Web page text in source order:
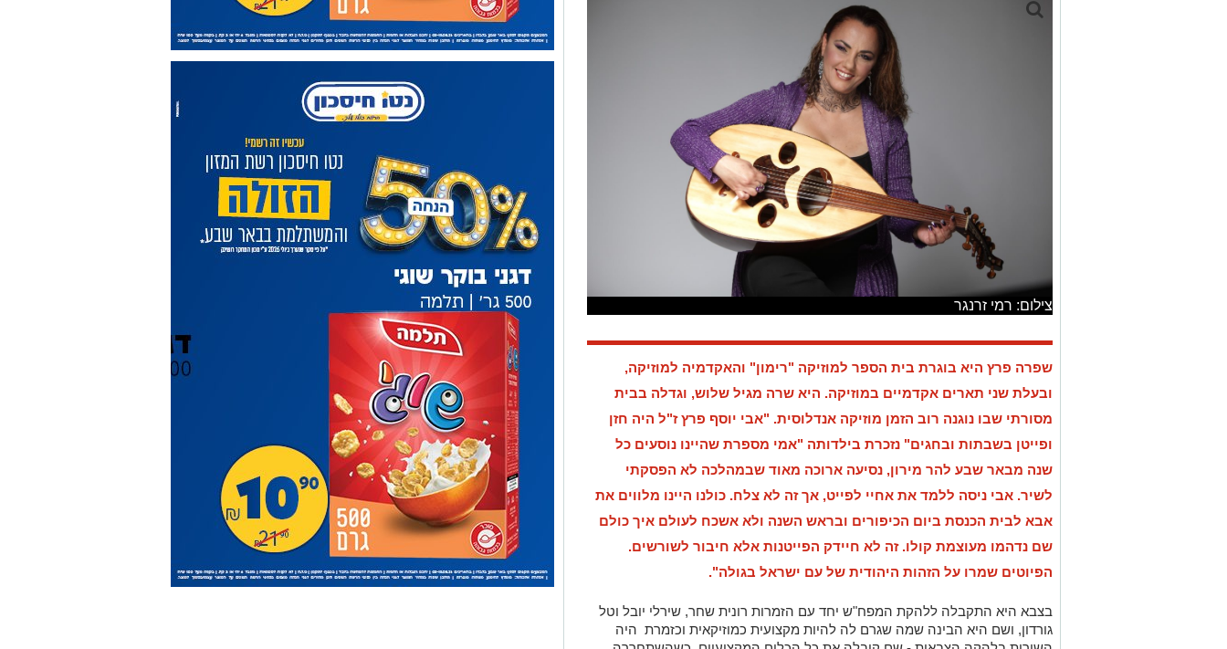
צילום: רמי זרנגר
שפרה פרץ היא בוגרת בית הספר למוזיקה "רימון" והאקדמיה למוזיקה,
ובעלת שני תארים אקדמיים במוזיקה. היא שרה מגיל שלוש, וגדלה בבית
מסורתי שבו נוגנה רוב הזמן מוזיקה אנדלוסית. "אבייוסף פרץז"ל היה חזן
ופייטן בשבתות ובחגים" נזכרת בילדותה "אמי מספרת שהיינו נוסעים כל
שנה מבאר שבע להר מירון, נסיעה ארוכה מאוד שבמהלכה לא הפסקתי
לשיר. אבי ניסה ללמד את אחיי לפייט, אך זה לא צלח. כולנו היינו מלווים את
אבא לבית הכנסת ביום הכיפורים ובראש השנה ולא אשכח לעולם איך כולם
שם נדהמו מעוצמת קולו. זה לא חיידק הפייטנות אלא חיבור לשורשים.
הפיוטים שמרו על הזהות היהודית של עם ישראל בגולה".
בצבא היא התקבלה ללהקת המפח"ש יחד עם הזמרות רונית שחר, שירלי יובל וטל
גורדון, ושם היא הבינה שמה שגרם לה להיות מקצועית כמוזיקאית וכזמרת היה
השירות בלהקה הצבאית - שם קיבלה את כל הכלים המקצועיים. כשהשתחררה
"במשך השירות הצבאי הייתי גרה תקופה בבית הצנחן ברמת גן, כחיילת בלהקה
צבאית" שיתפה "ואיתי בחדר הייתה הזמרת חיה סמיר. היינו אוכלות טונה וקרקרים,
ישנות עד ארבע אחרי הצהריים ויוצאות כל יום למופע במקום אחר בארץ – פעם